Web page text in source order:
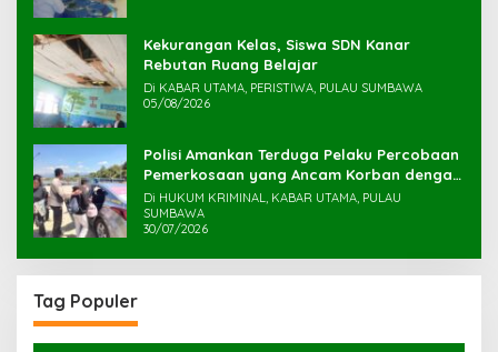
Kekurangan Kelas, Siswa SDN Kanar
Rebutan Ruang Belajar
Di KABAR UTAMA, PERISTIWA, PULAU SUMBAWA
05/08/2026
Polisi Amankan Terduga Pelaku Percobaan
Pemerkosaan yang Ancam Korban dengan
Parang
Di HUKUM KRIMINAL, KABAR UTAMA, PULAU
SUMBAWA
30/07/2026
Tag Populer